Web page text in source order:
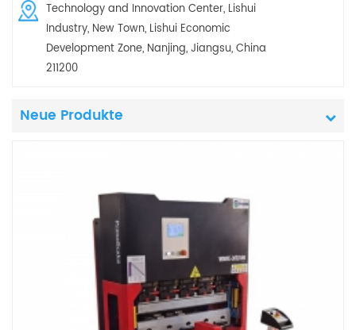
Technology and Innovation Center, Lishui
Industry, New Town, Lishui Economic
Development Zone, Nanjing, Jiangsu, China
211200
Neue Produkte